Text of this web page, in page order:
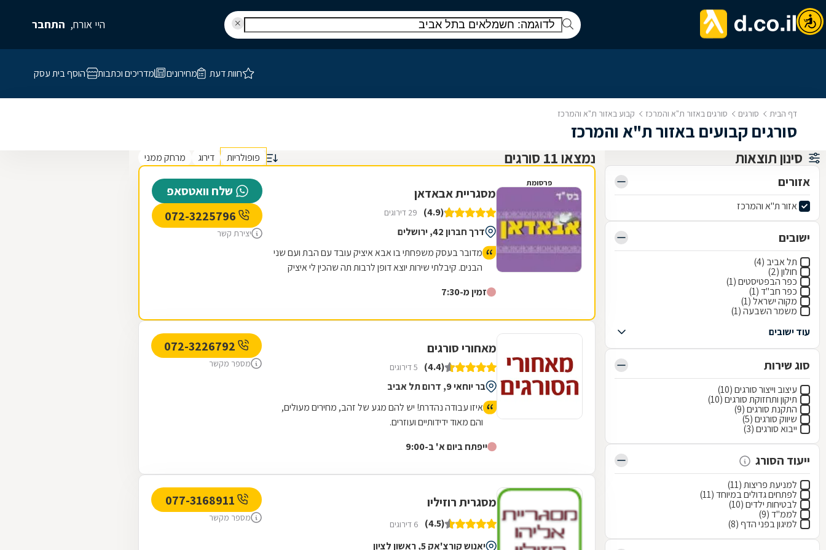
היי אורח, התחבר
חוות דעת מחירונים מדריכים וכתבות הוסף בית עסק
דף הבית סורגים סורגים באזור ת"א והמרכז קבוע באזור ת"א והמרכז
סורגים קבועים באזור ת"א והמרכז
סינון תוצאות
אזורים
אזור ת"א והמרכז
ישובים
תל אביב (4)
חולון (2)
כפר הבפטיסטים (1)
כפר חב"ד (1)
מקוה ישראל (1)
משמר השבעה (1)
עוד ישובים
סוג שירות
עיצוב וייצור סורגים (10)
תיקון ותחזוקת סורגים (10)
התקנת סורגים (9)
שיווק סורגים (5)
ייבוא סורגים (3)
ייעוד הסורג
למניעת פריצות (11)
לפתחים גדולים במיוחד (11)
לבטיחות ילדים (10)
לממ"ד (9)
למיגון בפני הדף (8)
נמצאו 11 סורגים פופולריות דירוג מרחק ממני
פרסומת
מסגריית אבאדאן
(4.9) 29 דירוגים
דרך חברון 42, ירושלים
מדובר בעסק משפחתי בו אבא איציק עובד עם הבת ועם שני
הבנים. קיבלתי שירות יוצא דופן לרבות תה שהכין לי איציק
זמין מ-7:30
שלח וואטסאפ
יצירת קשר
מאחורי סורגים
(4.4) 5 דירוגים
בר יוחאי 9, דרום תל אביב
איזו עבודה נהדרת! יש להם מגע של זהב, מחירים מעולים,
והם מאוד ידידותיים ועוזרים.
ייפתח ביום א' ב-9:00
מספר מקשר
מסגרית רוזיליו
(4.5) 6 דירוגים
יאנוש קורצ'אק 5, ראשון לציון
מספר מקשר